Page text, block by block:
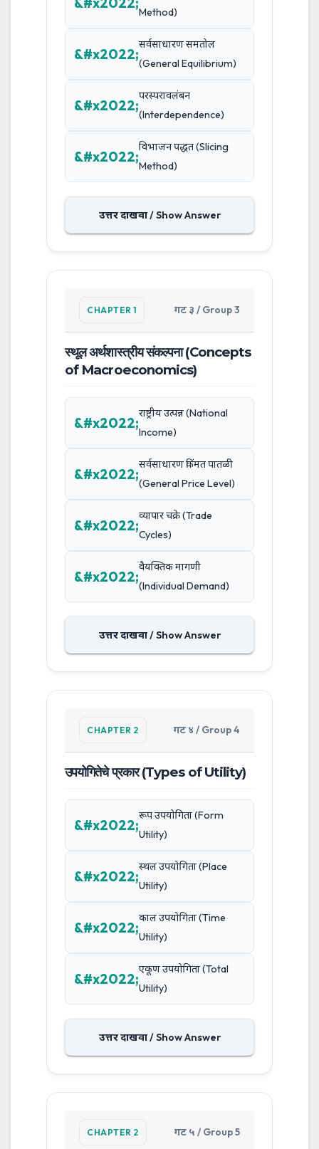
Method)
सर्वसाधारण समतोल
(General Equilibrium)
परस्परावलंबन
(Interdependence)
विभाजन पद्धत (Slicing
Method)
उत्तर दाखवा / Show Answer
CHAPTER 1 गट ३ / Group 3
स्थूल अर्थशास्त्रीय संकल्पना (Concepts
of Macroeconomics)
राष्ट्रीय उत्पन्न (National
Income)
सर्वसाधारण किंमत पातळी
(General Price Level)
व्यापार चक्रे (Trade
Cycles)
वैयक्तिक मागणी
(Individual Demand)
उत्तर दाखवा / Show Answer
CHAPTER 2 गट ४ / Group 4
उपयोगितेचे प्रकार (Types of Utility)
रूप उपयोगिता (Form
Utility)
स्थल उपयोगिता (Place
Utility)
काल उपयोगिता (Time
Utility)
एकूण उपयोगिता (Total
Utility)
उत्तर दाखवा / Show Answer
CHAPTER 2 गट ५ / Group 5